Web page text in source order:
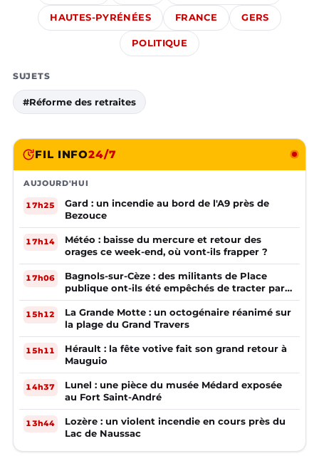
HAUTES-PYRÉNÉES FRANCE GERS
POLITIQUE
SUJETS
#Réforme des retraites
FIL INFO24/7
AUJOURD'HUI
17h25
Gard : un incendie au bord de l'A9 près de
Bezouce
17h14
Météo : baisse du mercure et retour des
orages ce week-end, où vont-ils frapper ?
17h06
Bagnols-sur-Cèze : des militants de Place
publique ont-ils été empêchés de tracter par
la mairie ?
15h12
La Grande Motte : un octogénaire réanimé sur
la plage du Grand Travers
15h11
Hérault : la fête votive fait son grand retour à
Mauguio
14h37
Lunel : une pièce du musée Médard exposée
au Fort Saint-André
13h44
Lozère : un violent incendie en cours près du
Lac de Naussac